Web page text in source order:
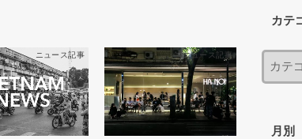
ニュース記事 ニュース記事
カテ
月別